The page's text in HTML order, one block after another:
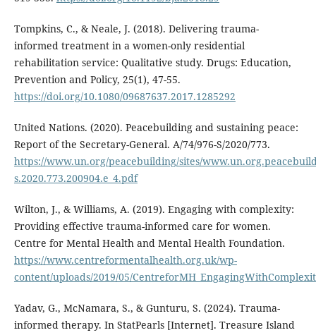
Tompkins, C., & Neale, J. (2018). Delivering trauma-
informed treatment in a women-only residential
rehabilitation service: Qualitative study. Drugs: Education,
Prevention and Policy, 25(1), 47-55.
https://doi.org/10.1080/09687637.2017.1285292
United Nations. (2020). Peacebuilding and sustaining peace:
Report of the Secretary-General. A/74/976-S/2020/773.
https://www.un.org/peacebuilding/sites/
s.2020.773.200904.e_4.pdf
Wilton, J., & Williams, A. (2019). Engaging with complexity:
Providing effective trauma-informed care for women.
Centre for Mental Health and Mental Health Foundation.
https://www.centreformentalhealth.org.uk/wp-
content/uploads/2019/05/
Yadav, G., McNamara, S., & Gunturu, S. (2024). Trauma-
informed therapy. In StatPearls [Internet]. Treasure Island